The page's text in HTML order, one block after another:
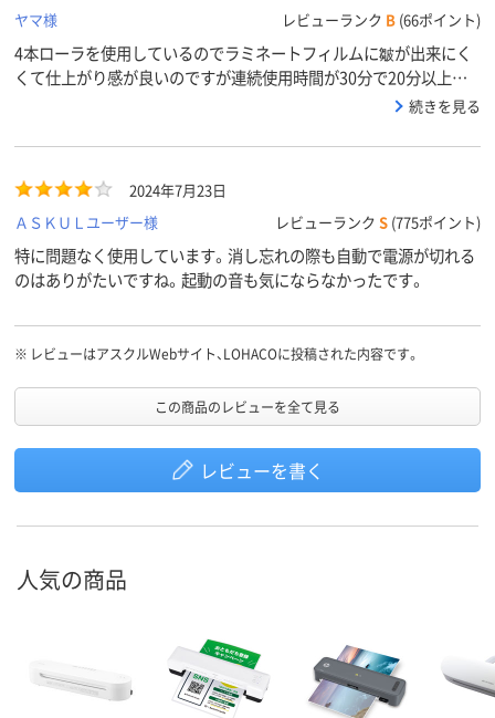
ヤマ様
レビューランク B (66ポイント)
4本ローラを使用しているのでラミネートフィルムに皺が出来にく
くて仕上がり感が良いのですが連続使用時間が30分で20分以上電
源OFFにしてから再度使用して下さいとの警告は納得がいきませ
続きを見る
2024年7月23日
ＡＳＫＵＬユーザー様
レビューランク S (775ポイント)
特に問題なく使用しています。消し忘れの際も自動で電源が切れる
のはありがたいですね。起動の音も気にならなかったです。
※ レビューはアスクルWebサイト、LOHACOに投稿された内容です。
この商品のレビューを全て見る
レビューを書く
人気の商品